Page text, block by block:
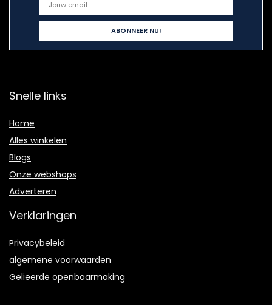
Snelle links
Home
Alles winkelen
Blogs
Onze webshops
Adverteren
Verklaringen
Privacybeleid
algemene voorwaarden
Gelieerde openbaarmaking